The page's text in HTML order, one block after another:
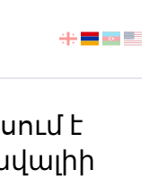
აირჩიეთ
է